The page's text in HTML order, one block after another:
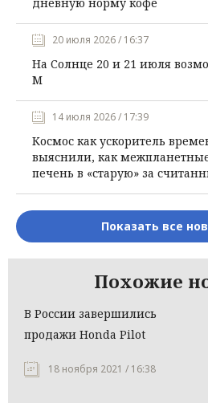
20 июля 2026 / 16:37
На Солнце 20 и 21 июля
М
14 июля 2026 / 17:39
Космос как ускоритель
выяснили, как
печень в «старую» за
Показать все
Похожие
В России завершились
продажи Honda Pilot
18 ноября 2021 / 16:38